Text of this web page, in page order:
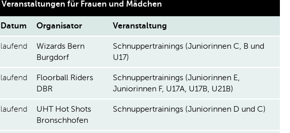
Veranstaltungen für Frauen und Mädchen
Datum Organisator Veranstaltung
laufend
Wizards Bern
Burgdorf
Schnuppertrainings (Juniorinnen C, B und
U17)
laufend
Floorball Riders
DBR
Schnuppertrainings (Juniorinnen E,
Juniorinnen F, U17A, U17B, U21B)
laufend
UHT Hot Shots
Bronschhofen
Schnuppertrainings (Juniorinnen D und C)